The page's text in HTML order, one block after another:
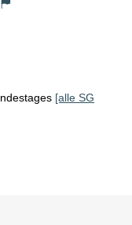
[alle SG